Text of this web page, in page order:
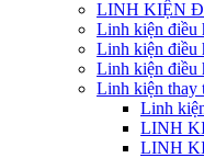
LINH KIỆN
Linh kiện điều
Linh kiện điều
Linh kiện điều
Linh kiện thay
Linh
LINH
LINH